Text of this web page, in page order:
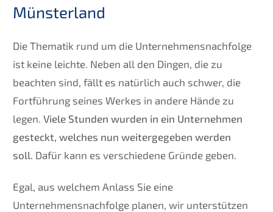
Münsterland
Die Thematik rund um die Unternehmensnachfolge
ist keine leichte. Neben all den Dingen, die zu
beachten sind, fällt es natürlich auch schwer, die
Fortführung seines Werkes in andere Hände zu
legen. Viele Stunden wurden in ein Unternehmen
gesteckt, welches nun weitergegeben werden
soll. Dafür kann es verschiedene Gründe geben.
Egal, aus welchem Anlass Sie eine
Unternehmensnachfolge planen, wir unterstützen